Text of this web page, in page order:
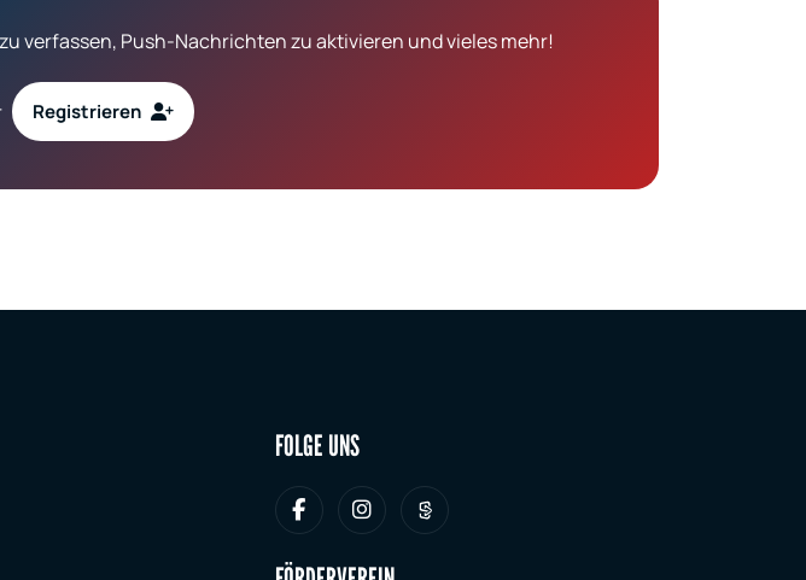
verfassen, Push-Nachrichten zu aktivieren und vieles mehr!
Registrieren
FOLGE UNS